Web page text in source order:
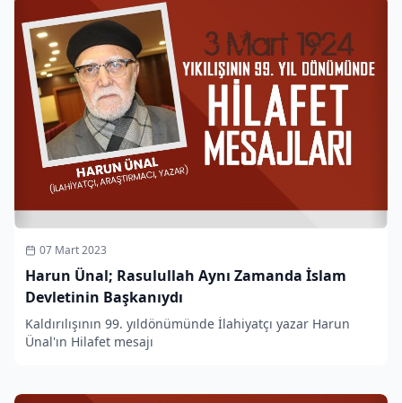
07 Mart 2023
Harun Ünal; Rasulullah Aynı Zamanda İslam
Devletinin Başkanıydı
Kaldırılışının 99. yıldönümünde İlahiyatçı yazar Harun
Ünal'ın Hilafet mesajı